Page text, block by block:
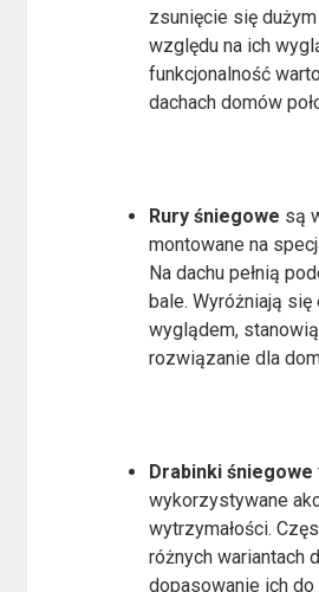
zsunięcie się
względu na ich
funkcjonalność
dachach domów
Rury śniegowe są
montowane na
Na dachu pełnią
bale. Wyróżniają
wyglądem,
rozwiązanie dla
Drabinki śniegowe
wykorzystywane
wytrzymałości.
różnych wariantach
dopasowanie ich